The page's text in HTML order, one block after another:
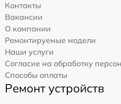
Контакты
Вакансии
О компании
Ремонтируемые модели
Наши услуги
Согласие на обработку
Способы оплаты
Ремонт устройств